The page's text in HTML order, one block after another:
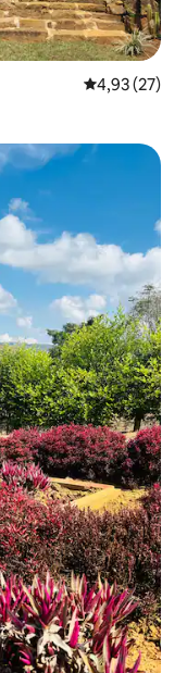
4,93 de uma
4,93 (27)